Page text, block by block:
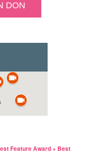
DON
Feature Award + Best